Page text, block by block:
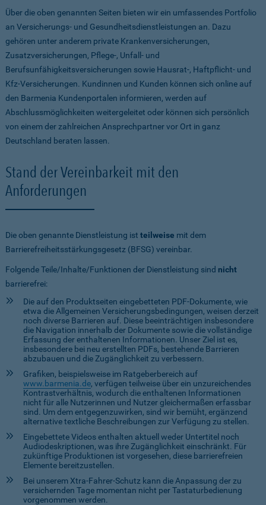
Über die oben genannten Seiten bieten wir ein umfassendes Portfolio
an Versicherungs- und Gesundheitsdienstleistungen an. Dazu
gehören unter anderem private Krankenversicherungen,
Zusatzversicherungen, Pflege-, Unfall- und
Berufsunfähigkeitsversicherungen sowie Hausrat-, Haftpflicht- und
Kfz-Versicherungen. Kundinnen und Kunden können sich online auf
den Barmenia Kundenportalen informieren, werden auf
Abschlussmöglichkeiten weitergeleitet oder können sich persönlich
von einem der zahlreichen Ansprechpartner vor Ort in ganz
Deutschland beraten lassen.
Stand der Vereinbarkeit mit den
Anforderungen
Die oben genannte Dienstleistung ist teilweise mit dem
Barrierefreiheitsstärkungsgesetz (BFSG) vereinbar.
Folgende Teile/Inhalte/Funktionen der Dienstleistung sind nicht
barrierefrei:
Die auf den Produktseiten eingebetteten PDF-Dokumente, wie
etwa die Allgemeinen Versicherungsbedingungen, weisen derzeit
noch diverse Barrieren auf. Diese beeinträchtigen insbesondere
die Navigation innerhalb der Dokumente sowie die vollständige
Erfassung der enthaltenen Informationen. Unser Ziel ist es,
insbesondere bei neu erstellten PDFs, bestehende Barrieren
abzubauen und die Zugänglichkeit zu verbessern.
Grafiken, beispielsweise im Ratgeberbereich auf
www.barmenia.de, verfügen teilweise über ein unzureichendes
Kontrastverhältnis, wodurch die enthaltenen Informationen
nicht für alle Nutzerinnen und Nutzer gleichermaßen erfassbar
sind. Um dem entgegenzuwirken, sind wir bemüht, ergänzend
alternative textliche Beschreibungen zur Verfügung zu stellen.
Eingebettete Videos enthalten aktuell weder Untertitel noch
Audiodeskriptionen, was ihre Zugänglichkeit einschränkt. Für
zukünftige Produktionen ist vorgesehen, diese barrierefreien
Elemente bereitzustellen.
Bei unserem Xtra-Fahrer-Schutz kann die Anpassung der zu
versichernden Tage momentan nicht per Tastaturbedienung
vorgenommen werden.